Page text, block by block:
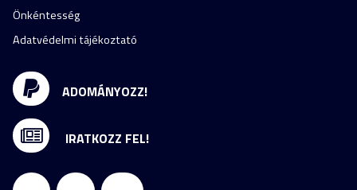
ADOMÁNYOZZ!
IRATKOZZ FEL!
Önkéntesség
Adatvédelmi tájékoztató